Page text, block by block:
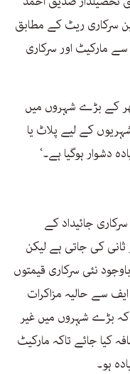
سرکاری ریٹ کے مطابق
مارکیٹ اور سرکاری
کے بڑے شہروں میں
کے لیے پلاٹ یا
دشوار ہوگیا ہے۔‘
جائیداد کے
کی جاتی ہے لیکن
کے باوجود نئی سرکاری قیمتوں
ایف سے حالیہ مزاکرات
کہ بڑے شہروں میں غیر
کیا جائے تاکہ مارکیٹ
ہو۔